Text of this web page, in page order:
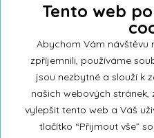
Přihlašte se k našemu
nejnovějších kolekcích svíček a
©
Tento web
Abychom Vám návštěvu
zpříjemnili, používáme
jsou nezbytné a slouží k
našich webových
vylepšit tento web a Váš
tlačítko “Přijmout vše”